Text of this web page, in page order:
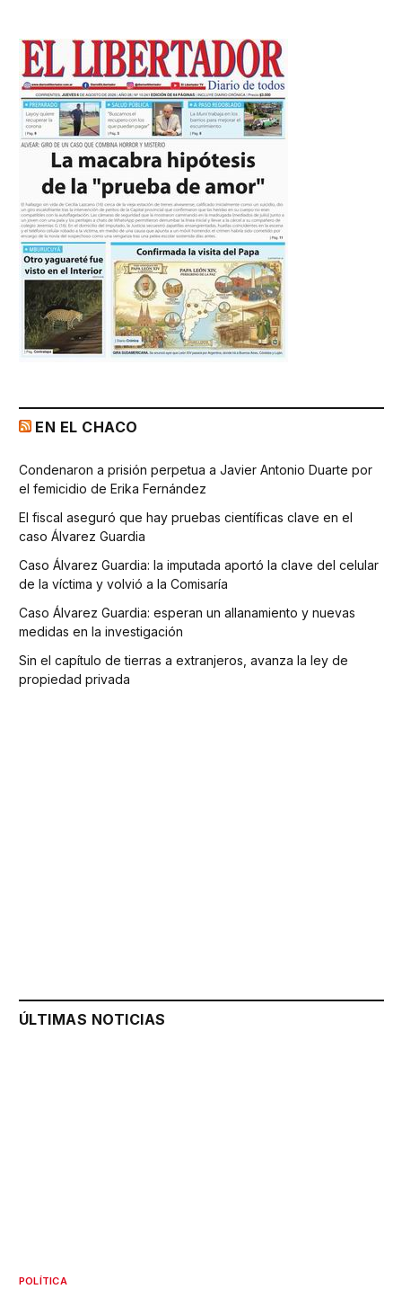
EN EL CHACO
Condenaron a prisión perpetua a Javier Antonio Duarte por
el femicidio de Erika Fernández
El fiscal aseguró que hay pruebas científicas clave en el
caso Álvarez Guardia
Caso Álvarez Guardia: la imputada aportó la clave del celular
de la víctima y volvió a la Comisaría
Caso Álvarez Guardia: esperan un allanamiento y nuevas
medidas en la investigación
Sin el capítulo de tierras a extranjeros, avanza la ley de
propiedad privada
ÚLTIMAS NOTICIAS
POLÍTICA